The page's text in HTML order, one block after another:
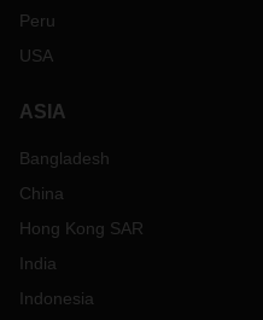
Peru
USA
ASIA
Bangladesh
China
Hong Kong SAR
India
Indonesia